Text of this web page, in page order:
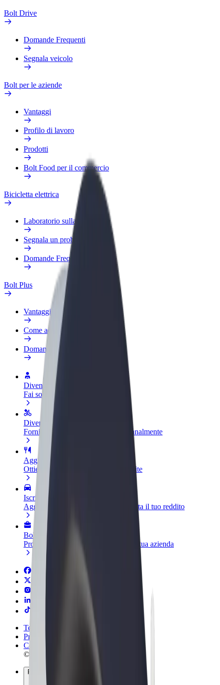
Bolt Drive
Domande Frequenti
Segnala veicolo
Bolt per le aziende
Vantaggi
Profilo di lavoro
Prodotti
Bolt Food per il commercio
Bicicletta elettrica
Laboratorio sulla Sicurezza
Segnala un problema
Domande Frequenti
Bolt Plus
Vantaggi
Come aderire
Domande Frequenti
Diventa un driver
Fai soldi alle tue condizioni
Diventa un autista Bolt
Fornisci cibo e ricevi pagato settimanalmente
Aggiungi il tuo ristorante o negozio
Ottieni più clienti e aumenta le vendite
Iscriviti come proprietario della flotta
Aggiungi la tua flotta a Bolt e aumenta il tuo reddito
Bolt per le aziende
Prodotti e servizi Bolt scalabili per la tua azienda
Termini e condizioni
Privacy
Cookies
© 2026 Bolt Technology OÜ
Prodotti